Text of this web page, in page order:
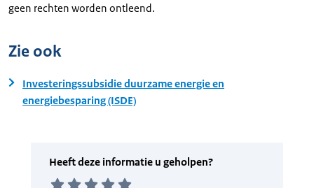
geen rechten worden ontleend.
Zie ook
Investeringssubsidie duurzame energie en
energiebesparing (ISDE)